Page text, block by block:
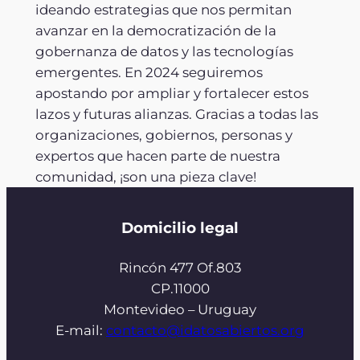
ideando estrategias que nos permitan
avanzar en la democratización de la
gobernanza de datos y las tecnologías
emergentes. En 2024 seguiremos
apostando por ampliar y fortalecer estos
lazos y futuras alianzas. Gracias a todas las
organizaciones, gobiernos, personas y
expertos que hacen parte de nuestra
comunidad, ¡son una pieza clave!
Domicilio legal
Rincón 477 Of.803
CP.11000
Montevideo – Uruguay
E-mail: contacto@idatosabiertos.org